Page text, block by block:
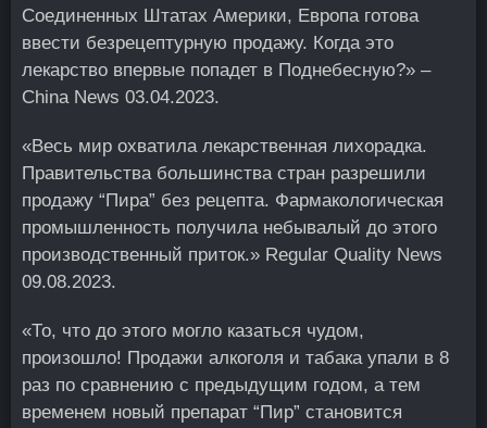
Соединенных Штатах Америки, Европа готова
ввести безрецептурную продажу. Когда это
лекарство впервые попадет в Поднебесную?» –
China News 03.04.2023.
«Весь мир охватила лекарственная лихорадка.
Правительства большинства стран разрешили
продажу “Пира” без рецепта. Фармакологическая
промышленность получила небывалый до этого
производственный приток.» Regular Quality News
09.08.2023.
«То, что до этого могло казаться чудом,
произошло! Продажи алкоголя и табака упали в 8
раз по сравнению с предыдущим годом, а тем
временем новый препарат “Пир” становится